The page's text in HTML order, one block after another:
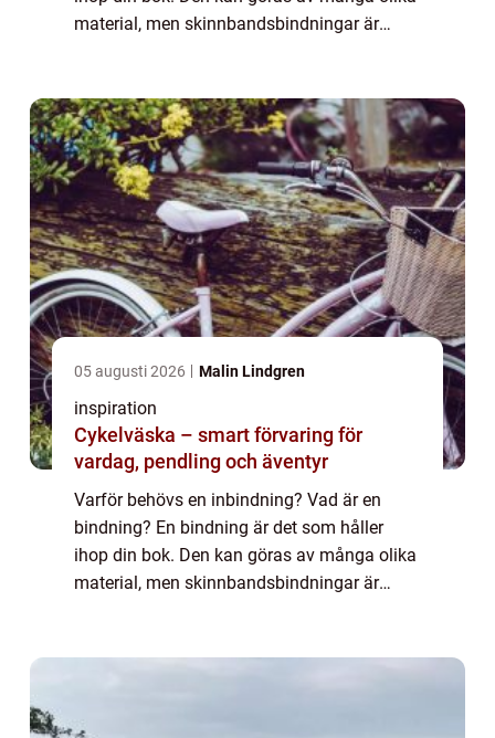
material, men skinnbandsbindningar är
05 augusti 2026 Malin Lindgren
inspiration
Cykelväska – smart förvaring för
vardag, pendling och äventyr
Varför behövs en inbindning? Vad är en
bindning? En bindning är det som håller
ihop din bok. Den kan göras av många olika
material, men skinnbandsbindningar är